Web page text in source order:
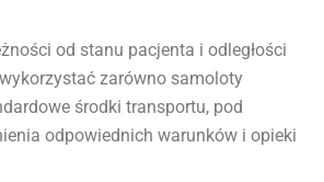
od stanu pacjenta i odległości
zarówno samoloty
środki transportu, pod
odpowiednich warunków i opieki